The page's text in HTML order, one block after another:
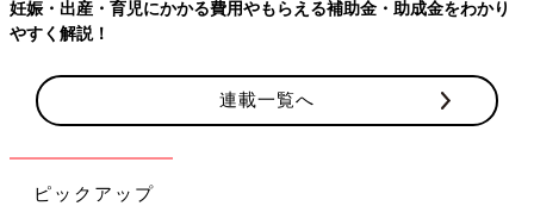
児にかかる費用やもらえる補助金・助成金をわかり
連載一覧へ
ピックアップ